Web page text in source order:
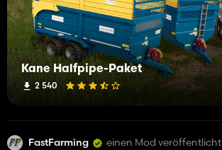
Kane Halfpipe-Paket
2 540
FastFarming einen Mod veröffentlicht